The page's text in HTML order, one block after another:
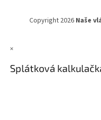
Copyright 2026 Naše
×
Splátková